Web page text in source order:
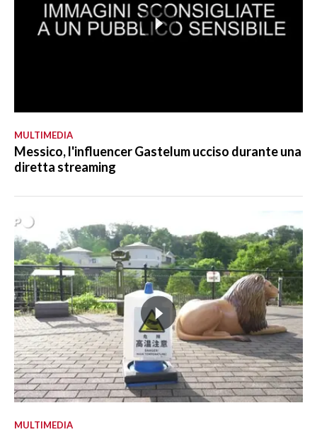
MULTIMEDIA
Messico, l'influencer Gastelum ucciso durante una
diretta streaming
MULTIMEDIA